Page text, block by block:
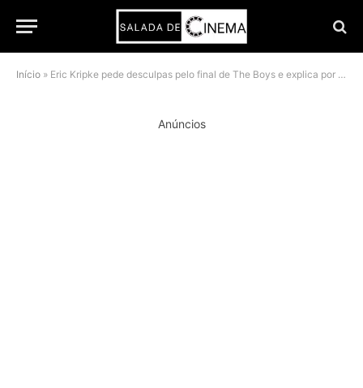
Início » Eric Kripke pede desculpas pelo final de The Boys e explica por que não mudaria nada
Anúncios